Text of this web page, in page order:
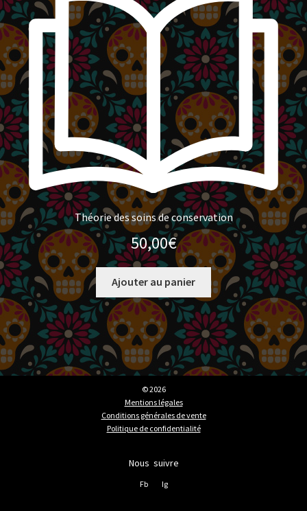
Théorie des soins de conservation
50,00€
Ajouter au panier
© 2026
Mentions légales
Conditions générales de vente
Politique de confidentialité
Fb Ig
Nous suivre